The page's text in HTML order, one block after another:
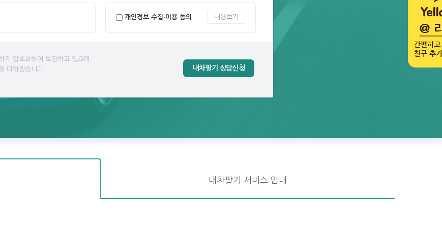
개인정보 수집·이용 동의 내용보기
게 암호화하여 보관하고 있으며,
다하겠습니다.
내차팔기 상담신청
내차팔기 서비스 안내